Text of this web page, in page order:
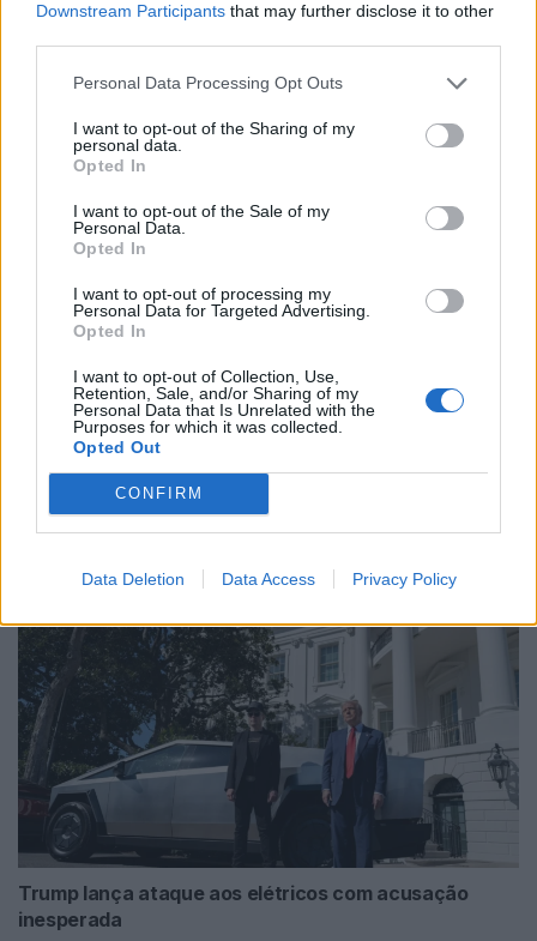
Downstream Participants that may further disclose it to other
Personal Data Processing Opt Outs
I want to opt-out of the Sharing of my
personal data.
Opted In
I want to opt-out of the Sale of my
Personal Data.
Opted In
I want to opt-out of processing my
Personal Data for Targeted Advertising.
Opted In
I want to opt-out of Collection, Use,
Retention, Sale, and/or Sharing of my
Personal Data that Is Unrelated with the
Purposes for which it was collected.
Opted Out
CONFIRM
Data Deletion Data Access Privacy Policy
NX7 é o novo SUV da Nissan para China e
pode chegar à Europa
Torcal redefine luxo sensorial no primeiro SUV
VIRGILIO MACHADO 08/08/2026
Trump lança ataque aos elétricos com acusação
inesperada